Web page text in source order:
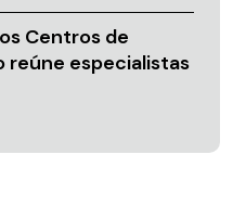
Centros de
especialistas